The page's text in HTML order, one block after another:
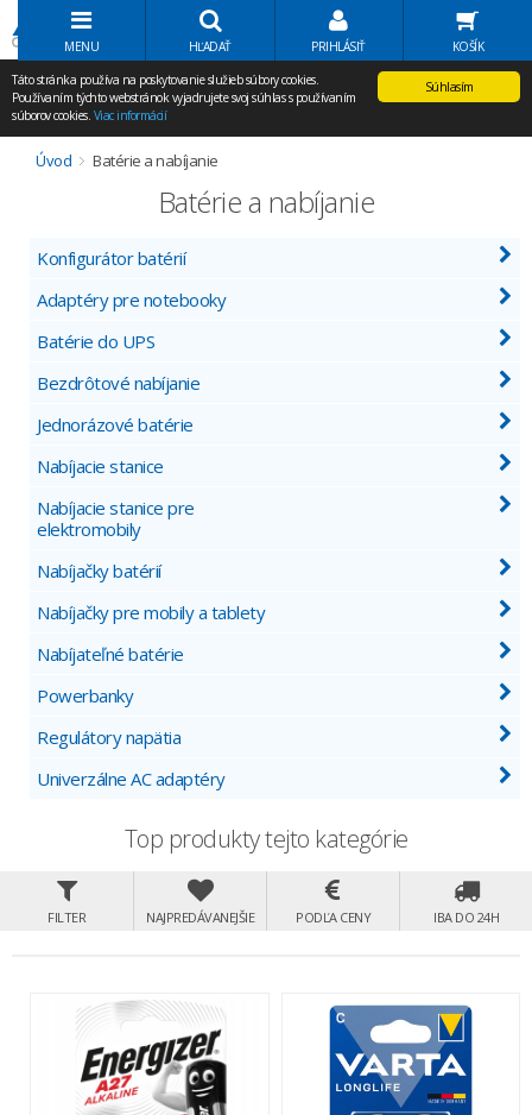
Volať Agem
MENU HĽADAŤ PRIHLÁSIŤ KOŠÍK
Súhlasím
Táto stránka používa na poskytovanie služieb súbory cookies.
Používaním týchto webstránok vyjadrujete svoj súhlas s používaním
súborov cookies. Viac informácií
Úvod Batérie a nabíjanie
Batérie a nabíjanie
Konfigurátor batérií
Adaptéry pre notebooky
Batérie do UPS
Bezdrôtové nabíjanie
Jednorázové batérie
Nabíjacie stanice
Nabíjacie stanice pre
elektromobily
Nabíjačky batérií
Nabíjačky pre mobily a tablety
Nabíjateľné batérie
Powerbanky
Regulátory napätia
Univerzálne AC adaptéry
Top produkty tejto kategórie
FILTER NAJPREDÁVANEJŠIE PODĽA CENY IBA DO 24H